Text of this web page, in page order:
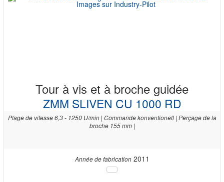
Tour à vis et à broche guidée
ZMM SLIVEN CU 1000 RD
Plage de vitesse 6,3 - 1250 U/min | Commande konventionell | Perçage de la
broche 155 mm |
Année de fabrication2011